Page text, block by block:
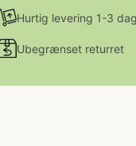
Hurtig levering 1-3
Ubegrænset returret